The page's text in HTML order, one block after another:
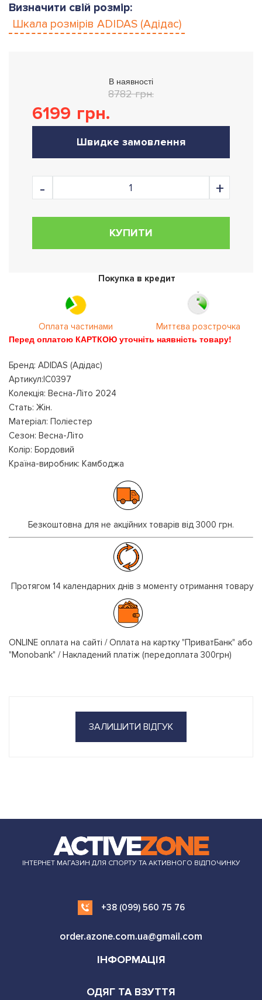
Визначити свій розмір:
Шкала розмірів ADIDAS (Адідас)
В наявності
8782 грн.
6199 грн.
Швидке замовлення
КУПИТИ
Покупка в кредит
Оплата частинами Миттєва розстрочка
Перед оплатою КАРТКОЮ уточніть наявність товару!
Бренд: ADIDAS (Адідас)
Артикул:IC0397
Колекція: Весна-Літо 2024
Стать: Жін.
Матеріал: Поліестер
Сезон: Весна-Літо
Колір: Бордовий
Країна-виробник: Камбоджа
Безкоштовна для не акційних товарів від 3000 грн.
Протягом 14 календарних днів з моменту отримання товару
ONLINE оплата на сайті / Оплата на картку "ПриватБанк" або
"Monobank" / Накладений платіж (передоплата 300грн)
ЗАЛИШИТИ ВІДГУК
ІНТЕРНЕТ МАГАЗИН ДЛЯ СПОРТУ ТА АКТИВНОГО ВІДПОЧИНКУ
+38 (099) 560 75 76
order.azone.com.ua@gmail.com
ІНФОРМАЦІЯ
ОДЯГ ТА ВЗУТТЯ